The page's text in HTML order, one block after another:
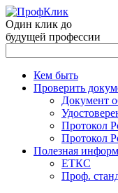
Один клик до
будущей профессии
Кем быть
Проверить
Документ
Протокол
Протокол
Полезная
ЕТКС
Проф.